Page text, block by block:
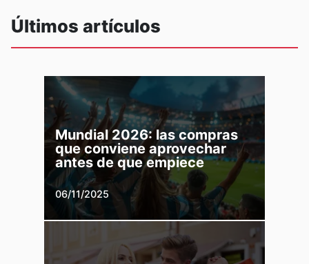
Últimos artículos
Mundial 2026: las compras
que conviene aprovechar
antes de que empiece
06/11/2025